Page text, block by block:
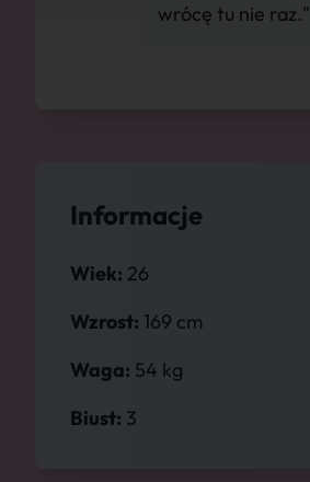
Informacje
Wiek: 26
Wzrost: 169 cm
Waga: 54 kg
Biust: 3
wrócę tu nie raz."